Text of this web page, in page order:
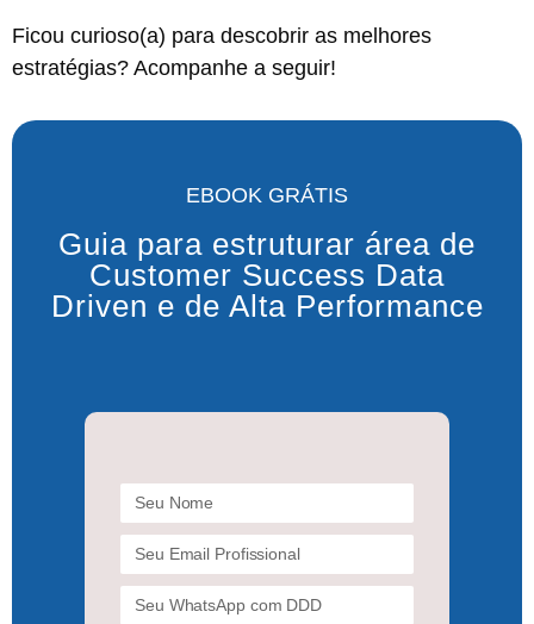
Ficou curioso(a) para descobrir as melhores
estratégias? Acompanhe a seguir!
EBOOK GRÁTIS
Guia para estruturar área de
Customer Success Data
Driven e de Alta Performance